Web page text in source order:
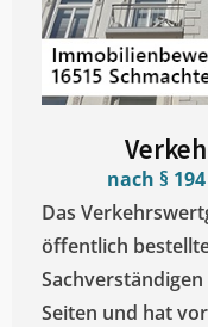
nach §
Das
öffentlich
Seiten und hat